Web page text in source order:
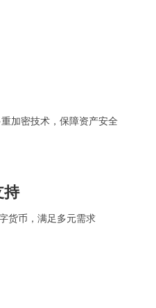
加密技术，保障资产安全
持
货币，满足多元需求